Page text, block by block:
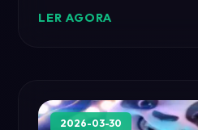
LER AGORA
2026-03-30